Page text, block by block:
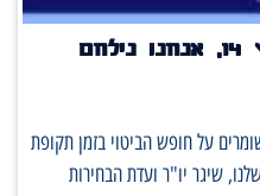
לא יסתמו את הפה לערוץ 14, אנחנו נילחם
אם תרצו שומרים על חופש הביטוי בזמן תקופת
שיגר יו"ר ועדת הבחירות